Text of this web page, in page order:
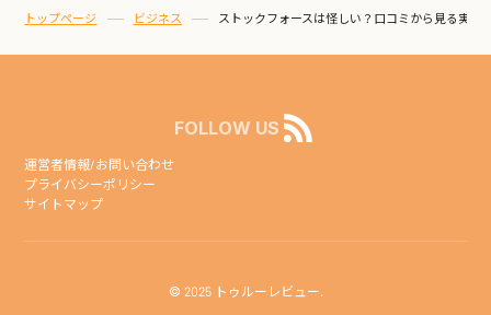
トップページ ビジネス ストックフォースは怪しい？口コミから見る実態
FOLLOW US
運営者情報/お問い合わせ
プライバシーポリシー
サイトマップ
© 2025 トゥルーレビュー.